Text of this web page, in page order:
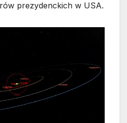
prezydenckich w USA.